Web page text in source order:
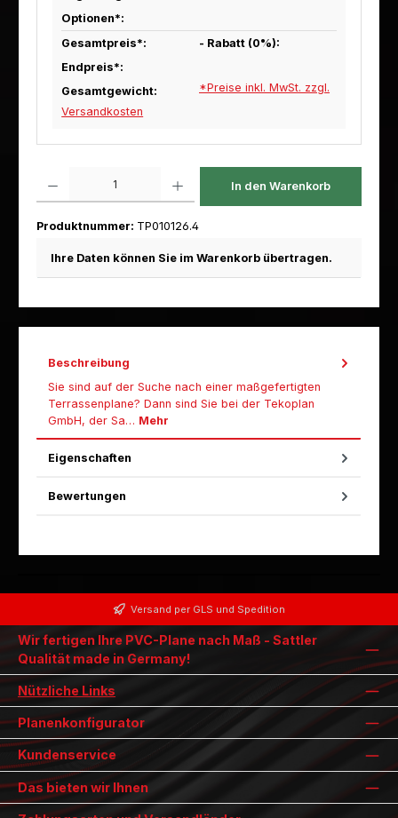
Optionen*:
Gesamtpreis*:
- Rabatt (0%):
Endpreis*:
Gesamtgewicht:
*Preise inkl. MwSt. zzgl.
Versandkosten
In den Warenkorb
Produktnummer: TP010126.4
Ihre Daten können Sie im Warenkorb übertragen.
Beschreibung
Sie sind auf der Suche nach einer maßgefertigten
Terrassenplane? Dann sind Sie bei der Tekoplan
GmbH, der Sa… Mehr
Eigenschaften
Bewertungen
Versand per GLS und Spedition
Wir fertigen Ihre PVC-Plane nach Maß - Sattler
Qualität made in Germany!
Nützliche Links
Planenkonfigurator
Kundenservice
Das bieten wir Ihnen